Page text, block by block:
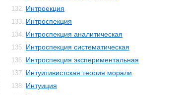
132. Интроекция
133. Интроспекция
134. Интроспекция аналитическая
135. Интроспекция систематическая
136. Интроспекция экспериментальная
137. Интуитивистская теория морали
138. Интуиция